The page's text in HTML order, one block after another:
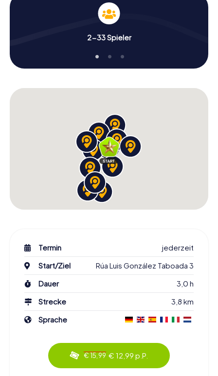
2-33 Spieler
Termin
jederzeit
Start/Ziel
Rúa Luis González Taboada 3
Dauer
3,0 h
Strecke
3,8 km
Sprache
€ 15,99 € 12,99 p.P.